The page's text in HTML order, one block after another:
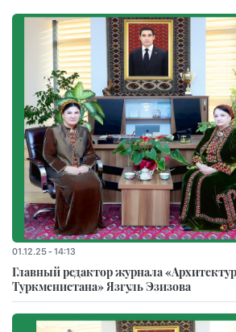
01.12.25 - 14:13
Главный редактор журнала
Туркменистана» Язгуль Эзизова